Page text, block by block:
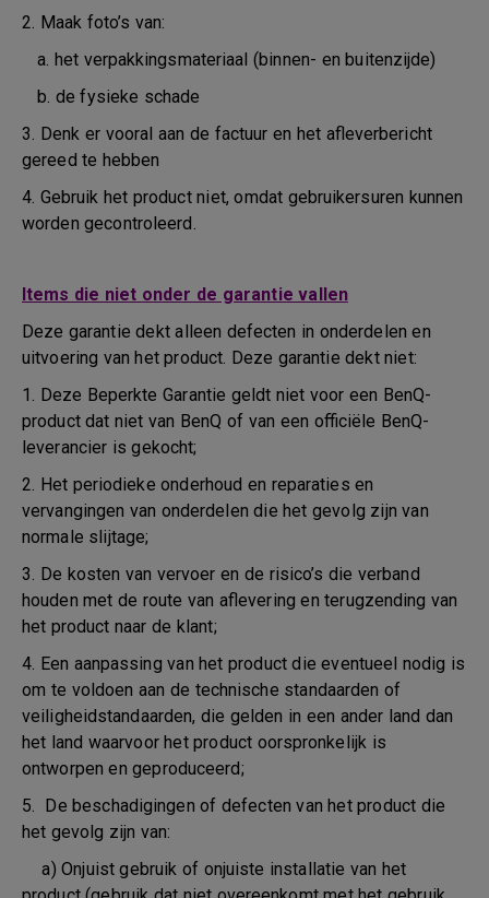
2. Maak foto’s van:
a. het verpakkingsmateriaal (binnen- en buitenzijde)
b. de fysieke schade
3. Denk er vooral aan de factuur en het afleverbericht
gereed te hebben
4. Gebruik het product niet, omdat gebruikersuren kunnen
worden gecontroleerd.
Items die niet onder de garantie vallen
Deze garantie dekt alleen defecten in onderdelen en
uitvoering van het product. Deze garantie dekt niet:
1. Deze Beperkte Garantie geldt niet voor een BenQ-
product dat niet van BenQ of van een officiële BenQ-
leverancier is gekocht;
2. Het periodieke onderhoud en reparaties en
vervangingen van onderdelen die het gevolg zijn van
normale slijtage;
3. De kosten van vervoer en de risico’s die verband
houden met de route van aflevering en terugzending van
het product naar de klant;
4. Een aanpassing van het product die eventueel nodig is
om te voldoen aan de technische standaarden of
veiligheidstandaarden, die gelden in een ander land dan
het land waarvoor het product oorspronkelijk is
ontworpen en geproduceerd;
5. De beschadigingen of defecten van het product die
het gevolg zijn van:
a) Onjuist gebruik of onjuiste installatie van het